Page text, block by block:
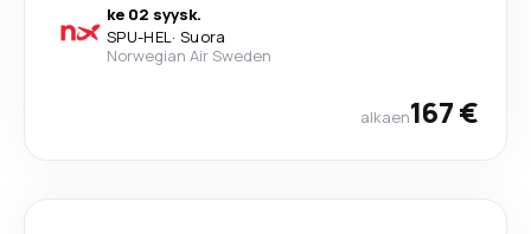
ke 02 syysk.
SPU-HEL· Suora
Norwegian Air Sweden
alkaen167 €